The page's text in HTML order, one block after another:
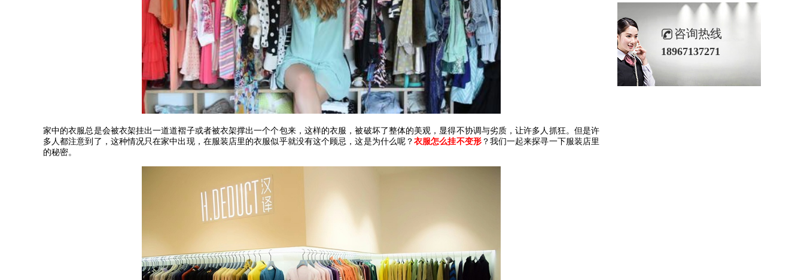
家中的衣服总是会被衣架挂出一道道褶子或者被衣架撑出一个个包来，这样的衣服，被破坏了整体的美观，显得不协调与劣质，让许多人抓狂。但是许
多人都注意到了，这种情况只在家中出现，在服装店里的衣服似乎就没有这个顾忌，这是为什么呢？衣服怎么挂不变形？我们一起来探寻一下服装店里
的秘密。
咨询热线
18967137271